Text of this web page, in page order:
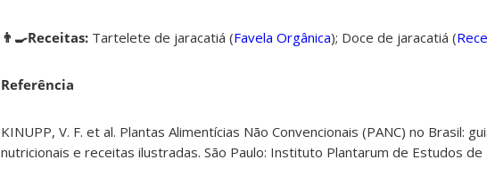
👨‍🍳Receitas: Tartelete de jaracatiá (Favela Orgânica); Doce de jaracatiá (
Referência
KINUPP, V. F. et al. Plantas Alimentícias Não Convencionais (PANC) no Brasil:
nutricionais e receitas ilustradas. São Paulo: Instituto Plantarum de Estudos de